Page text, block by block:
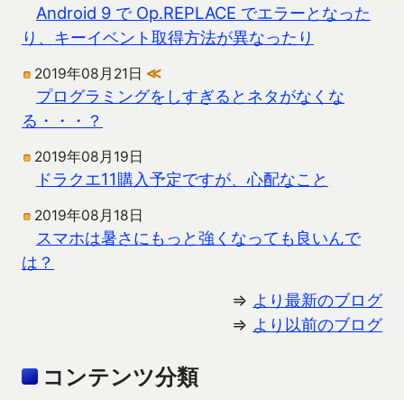
Android 9 で Op.REPLACE でエラーとなった
り、キーイベント取得方法が異なったり
2019年08月21日 ≪
プログラミングをしすぎるとネタがなくな
る・・・？
2019年08月19日
ドラクエ11購入予定ですが、心配なこと
2019年08月18日
スマホは暑さにもっと強くなっても良いんで
は？
⇒ より最新のブログ
⇒ より以前のブログ
コンテンツ分類